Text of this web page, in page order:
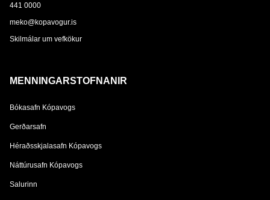
441 0000
meko@kopavogur.is
Skilmálar um vefkökur
MENNINGARSTOFNANIR
Bókasafn Kópavogs
Gerðarsafn
Héraðsskjalasafn Kópavogs
Náttúrusafn Kópavogs
Salurinn